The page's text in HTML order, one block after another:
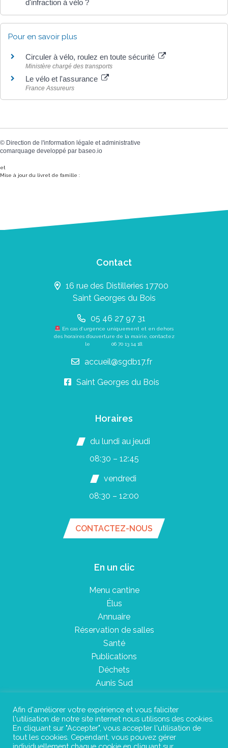
d'infraction à vélo ?
Pour en savoir plus
Circuler à vélo, roulez en toute sécurité
Ministère chargé des transports
Le vélo et l'assurance
France Assureurs
© Direction de l'information légale et administrative
comarquage developpé par baseo.io
et
Mise à jour du livret de famille :
Contact
16 rue des Distilleries 17700
Saint Georges du Bois
05 46 27 97 31
En cas d’urgence uniquement et en dehors
des horaires d’ouverture de la mairie, contactez
le 06 70 13 14 18.
accueil@sgdb17.fr
Saint Georges du Bois
Horaires
du lundi au jeudi
08:30 – 12:45
vendredi
08:30 – 12:00
CONTACTEZ-NOUS
En un clic
Menu cantine
Élus
Annuaire
Réservation de salles
Santé
Publications
Déchets
Aunis Sud
Plan du site
Mentions légales
Afin d'améliorer votre expérience et vous faliciter
l'utilisation de notre site internet nous utilisons des cookies.
En cliquant sur "Accepter", vous accepter l'utilisation de
tout les cookies. Cependant, vous pouvez gérer
individuellement chaque cookie en cliquant sur